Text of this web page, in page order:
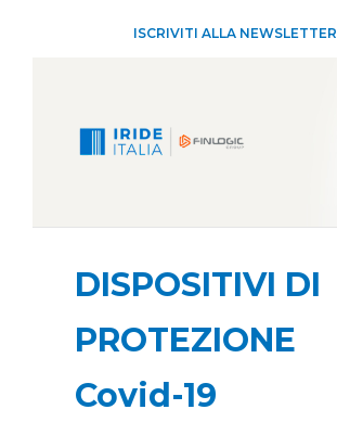
ISCRIVITI ALLA NEWSLETTER
DISPOSITIVI DI
PROTEZIONE
Covid-19